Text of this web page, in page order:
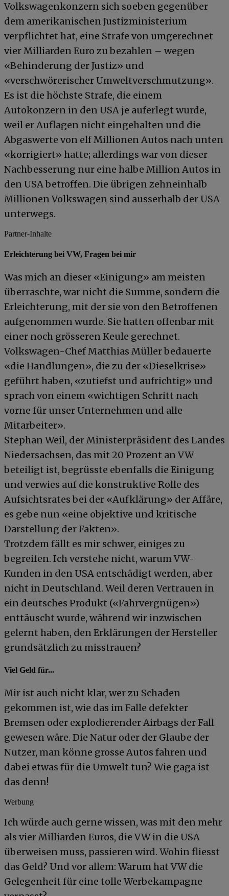
Volkswagenkonzern sich soeben gegenüber
dem amerikanischen Justizministerium
verpflichtet hat, eine Strafe von umgerechnet
vier Milliarden Euro zu bezahlen – wegen
«Behinderung der Justiz» und
«verschwörerischer Umweltverschmutzung».
Es ist die höchste Strafe, die einem
Autokonzern in den USA je auferlegt wurde,
weil er Auflagen nicht eingehalten und die
Abgaswerte von elf Millionen Autos nach unten
«korrigiert» hatte; allerdings war von dieser
Nachbesserung nur eine halbe Million Autos in
den USA betroffen. Die übrigen zehneinhalb
Millionen Volkswagen sind ausserhalb der USA
unterwegs.
Partner-Inhalte
Erleichterung bei VW, Fragen bei mir
Was mich an dieser «Einigung» am meisten
überraschte, war nicht die Summe, sondern die
Erleichterung, mit der sie von den Betroffenen
aufgenommen wurde. Sie hatten offenbar mit
einer noch grösseren Keule gerechnet.
Volkswagen-Chef Matthias Müller bedauerte
«die Handlungen», die zu der «Dieselkrise»
geführt haben, «zutiefst und aufrichtig» und
sprach von einem «wichtigen Schritt nach
vorne für unser Unternehmen und alle
Mitarbeiter».
Stephan Weil, der Ministerpräsident des Landes
Niedersachsen, das mit 20 Prozent an VW
beteiligt ist, begrüsste ebenfalls die Einigung
und verwies auf die konstruktive Rolle des
Aufsichtsrates bei der «Aufklärung» der Affäre,
es gebe nun «eine objektive und kritische
Darstellung der Fakten».
Trotzdem fällt es mir schwer, einiges zu
begreifen. Ich verstehe nicht, warum VW-
Kunden in den USA entschädigt werden, aber
nicht in Deutschland. Weil deren Vertrauen in
ein deutsches Produkt («Fahrvergnügen»)
enttäuscht wurde, während wir inzwischen
gelernt haben, den Erklärungen der Hersteller
grundsätzlich zu misstrauen?
Viel Geld für...
Mir ist auch nicht klar, wer zu Schaden
gekommen ist, wie das im Falle defekter
Bremsen oder explodierender Airbags der Fall
gewesen wäre. Die Natur oder der Glaube der
Nutzer, man könne grosse Autos fahren und
dabei etwas für die Umwelt tun? Wie gaga ist
das denn!
Werbung
Ich würde auch gerne wissen, was mit den mehr
als vier Milliarden Euros, die VW in die USA
überweisen muss, passieren wird. Wohin fliesst
das Geld? Und vor allem: Warum hat VW die
Gelegenheit für eine tolle Werbekampagne